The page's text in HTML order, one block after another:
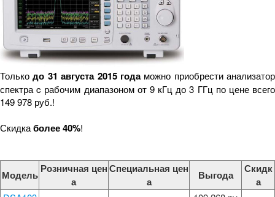
Толькодо 31 августа 2015 годаможно приобрести анализатор
спектра c рабочим диапазоном от 9 кГц до 3 ГГц по цене всего
149 978 руб.!
Скидкаболее 40%!
Модель Розничная цен
а
Специальная цен
а
Выгода
Скидк
а